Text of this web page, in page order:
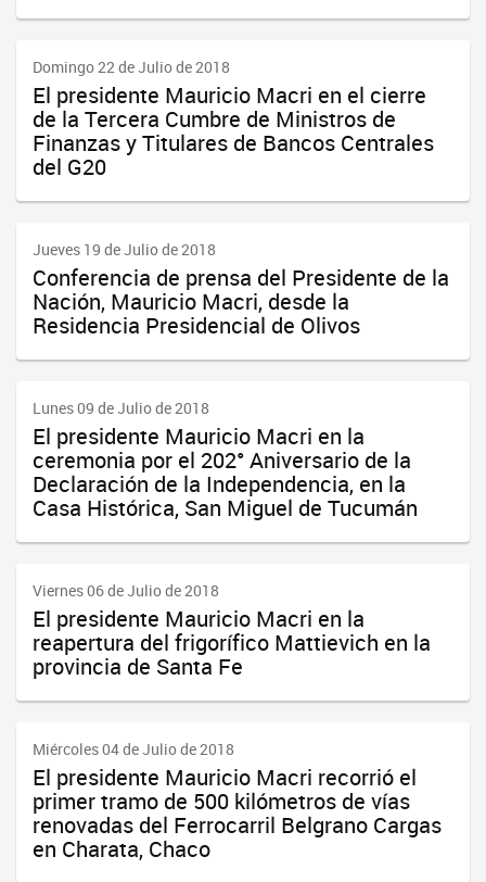
Domingo 22 de Julio de 2018
El presidente Mauricio Macri en el cierre
de la Tercera Cumbre de Ministros de
Finanzas y Titulares de Bancos Centrales
del G20
Jueves 19 de Julio de 2018
Conferencia de prensa del Presidente de la
Nación, Mauricio Macri, desde la
Residencia Presidencial de Olivos
Lunes 09 de Julio de 2018
El presidente Mauricio Macri en la
ceremonia por el 202° Aniversario de la
Declaración de la Independencia, en la
Casa Histórica, San Miguel de Tucumán
Viernes 06 de Julio de 2018
El presidente Mauricio Macri en la
reapertura del frigorífico Mattievich en la
provincia de Santa Fe
Miércoles 04 de Julio de 2018
El presidente Mauricio Macri recorrió el
primer tramo de 500 kilómetros de vías
renovadas del Ferrocarril Belgrano Cargas
en Charata, Chaco